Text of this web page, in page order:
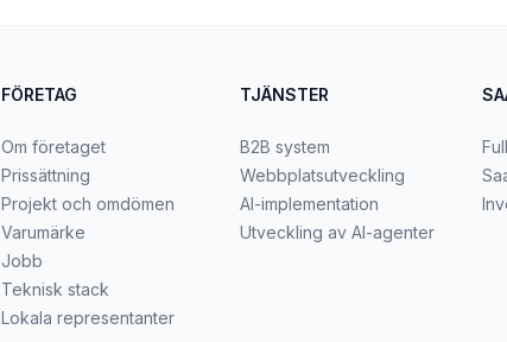
FÖRETAG
Om företaget
Prissättning
Projekt och omdömen
Varumärke
Jobb
Teknisk stack
Lokala representanter
TJÄNSTER
B2B system
Webbplatsutveckling
AI-implementation
Utveckling av AI-agenter